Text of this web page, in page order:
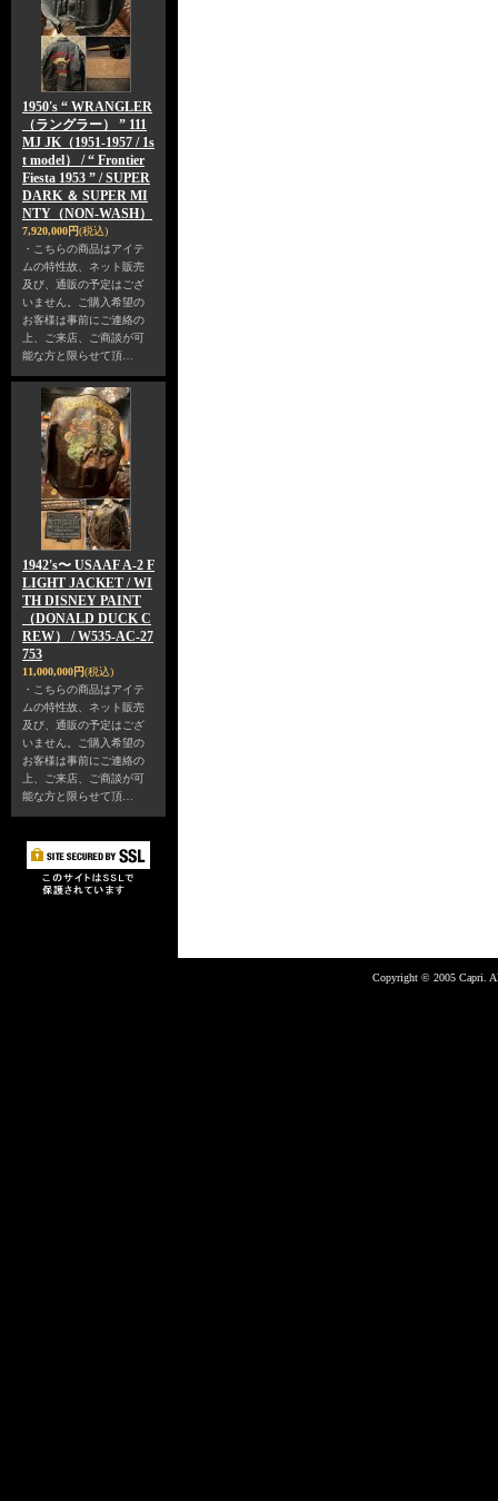
1950's “ WRANGLER
（ラングラー） ” 111
MJ JK（1951-1957 / 1s
t model） / “ Frontier
Fiesta 1953 ” / SUPER
DARK ＆ SUPER MI
NTY（NON-WASH）
7,920,000円(税込)
・こちらの商品はアイテ
ムの特性故、ネット販売
及び、通販の予定はござ
いません。ご購入希望の
お客様は事前にご連絡の
上、ご来店、ご商談が可
能な方と限らせて頂…
1942's〜 USAAF A-2 F
LIGHT JACKET / WI
TH DISNEY PAINT
（DONALD DUCK C
REW） / W535-AC-27
753
11,000,000円(税込)
・こちらの商品はアイテ
ムの特性故、ネット販売
及び、通販の予定はござ
いません。ご購入希望の
お客様は事前にご連絡の
上、ご来店、ご商談が可
能な方と限らせて頂…
Copyright © 2005 Capri.